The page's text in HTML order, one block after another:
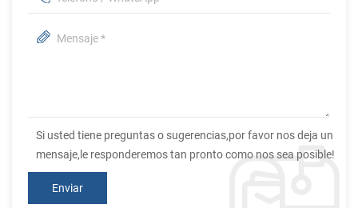
Si usted tiene preguntas o sugerencias,por favor nos deja un
mensaje,le responderemos tan pronto como nos sea posible!